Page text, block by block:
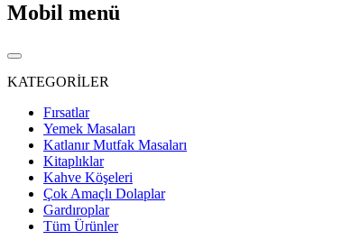
Mobil menü
KATEGORİLER
Fırsatlar
Yemek Masaları
Katlanır Mutfak Masaları
Kitaplıklar
Kahve Köşeleri
Çok Amaçlı Dolaplar
Gardıroplar
Tüm Ürünler